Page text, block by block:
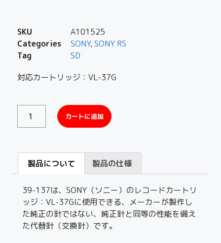
SKU
A101525
Categories
SONY,SONY RS
Tag
SD
対応カートリッジ：VL-37G
カートに追加
製品について 製品の仕様
39-137は、SONY（ソニー）のレコードカートリ
ッジ：VL-37Gに使用できる、メーカーが製作し
た純正の針ではない、純正針と同等の性能を備え
た代替針（交換針）です。